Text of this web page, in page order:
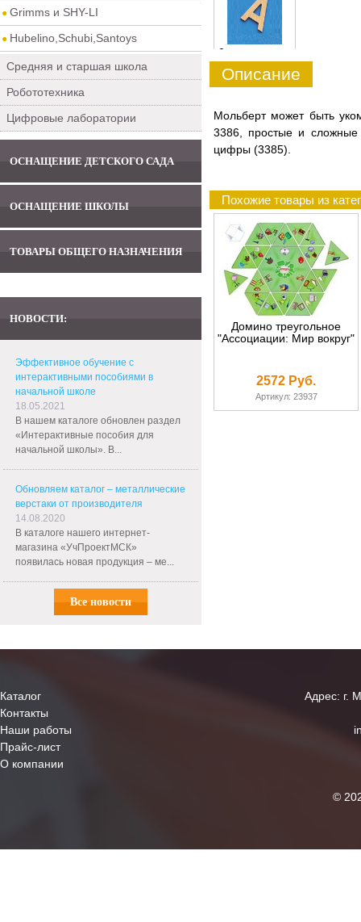
Grimms и SHY-LI
Hubelino,Schubi,Santoys
Средняя и старшая школа
Робототехника
Цифровые лаборатории
ОСНАЩЕНИЕ ДЕТСКОГО САДА
ОСНАЩЕНИЕ ШКОЛЫ
ТОВАРЫ ОБЩЕГО НАЗНАЧЕНИЯ
НОВОСТИ:
Эффективное обучение с
интерактивными пособиями в
начальной школе
18.05.2021
В нашем каталоге обновлен раздел
«Интерактивные пособия для
начальной школы». В...
Обновляем каталог – металлические
верстаки от производителя
14.08.2020
В каталоге нашего интернет-
магазина «УчПроектМСК»
появилась новая продукция – ме...
Все новости
0
Описание
Мольберт может быть
3386, простые и
цифры (3385).
Похожие товары из
Домино треугольное
"Ассоциации: Мир вокруг"
2572 Руб.
Артикул: 23937
Каталог
Контакты
Наши работы
Прайс-лист
О компании
Адрес: г.
©